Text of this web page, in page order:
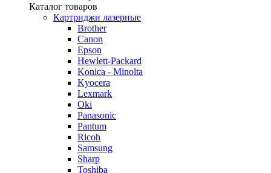
Каталог товаров
Картриджи лазерные
Brother
Canon
Epson
Hewlett-Packard
Konica - Minolta
Kyocera
Lexmark
Oki
Panasonic
Pantum
Ricoh
Samsung
Sharp
Toshiba